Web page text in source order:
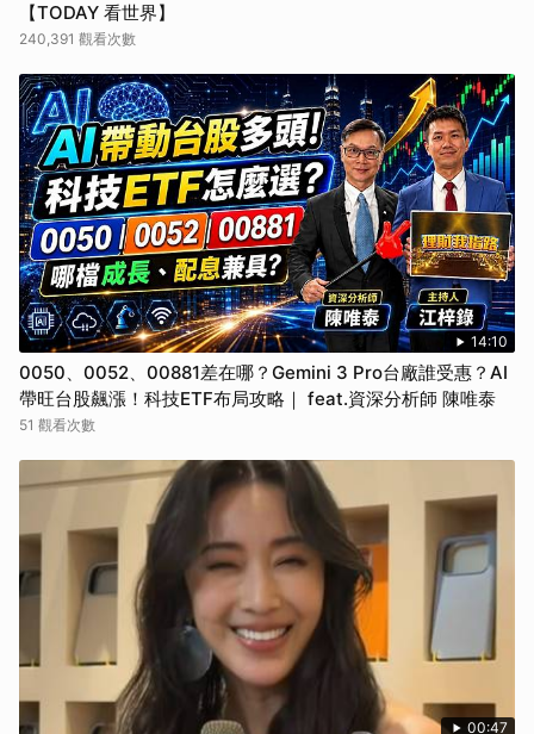
【TODAY 看世界】
240,391 觀看次數
14:10
0050、0052、00881差在哪？Gemini 3 Pro台廠誰受惠？AI
帶旺台股飆漲！科技ETF布局攻略｜ feat.資深分析師 陳唯泰
51 觀看次數
00:47